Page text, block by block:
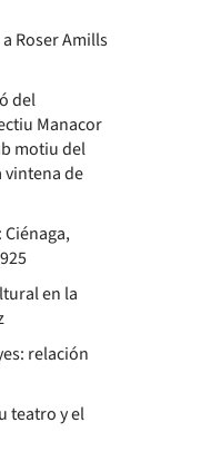
Roser Amills
del
Manacor
motiu del
vintena de
en la
relación
teatro y el